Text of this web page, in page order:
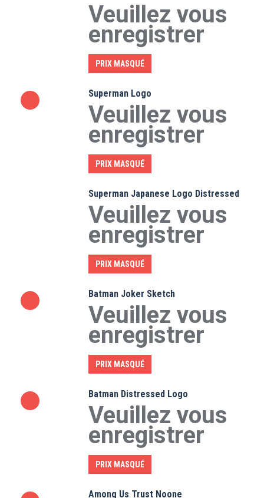
Veuillez vous
enregistrer
PRIX MASQUÉ
Superman Logo
Veuillez vous
enregistrer
PRIX MASQUÉ
Superman Japanese Logo Distressed
Veuillez vous
enregistrer
PRIX MASQUÉ
Batman Joker Sketch
Veuillez vous
enregistrer
PRIX MASQUÉ
Batman Distressed Logo
Veuillez vous
enregistrer
PRIX MASQUÉ
Among Us Trust Noone